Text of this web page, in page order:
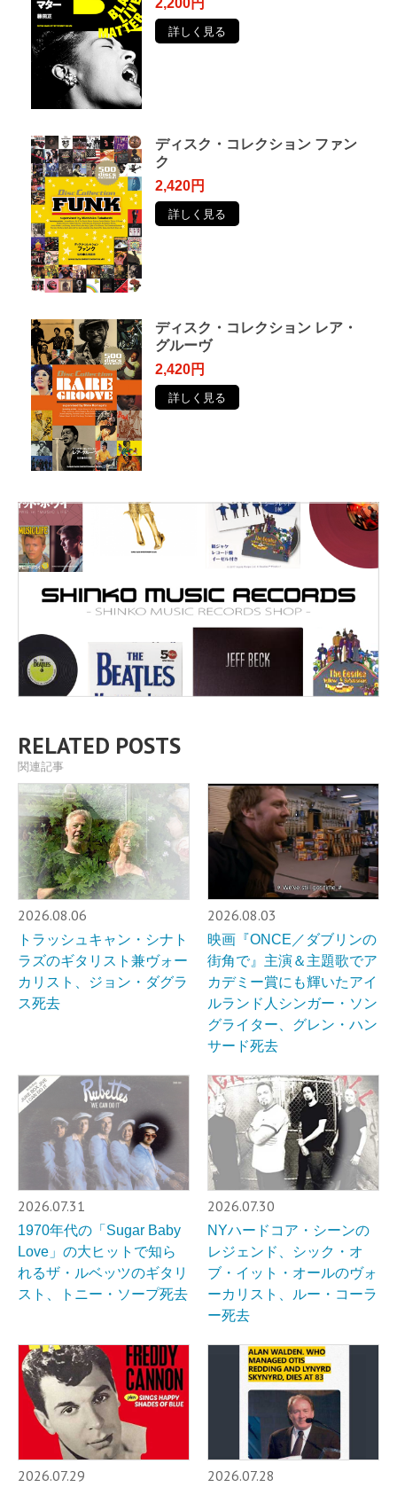
2,200円
詳しく見る
ディスク・コレクション ファン
ク
2,420円
詳しく見る
ディスク・コレクション レア・
グルーヴ
2,420円
詳しく見る
RELATED POSTS
関連記事
2026.08.06
トラッシュキャン・シナト
ラズのギタリスト兼ヴォー
カリスト、ジョン・ダグラ
ス死去
2026.08.03
映画『ONCE／ダブリンの
街角で』主演＆主題歌でア
カデミー賞にも輝いたアイ
ルランド人シンガー・ソン
グライター、グレン・ハン
サード死去
2026.07.31
1970年代の「Sugar Baby
Love」の大ヒットで知ら
れるザ・ルベッツのギタリ
スト、トニー・ソープ死去
2026.07.30
NYハードコア・シーンの
レジェンド、シック・オ
ブ・イット・オールのヴォ
ーカリスト、ルー・コーラ
ー死去
2026.07.29 2026.07.28